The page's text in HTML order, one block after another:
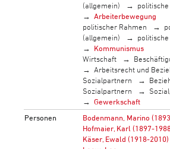
(allgemein)
Arbeiterbewegung
politischer Rahmen
(allgemein)
Kommunismus
Wirtschaft
Arbeitsrecht und
Sozialpartnern
Sozialpartnern
Gewerkschaft
Personen
Bodenmann, Marino
Hofmaier, Karl (1897-
Käser, Ewald (1918-2010)